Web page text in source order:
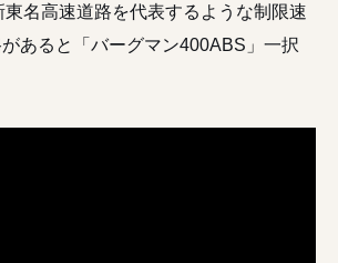
名高速道路を代表するような制限速
あると「バーグマン400ABS」一択